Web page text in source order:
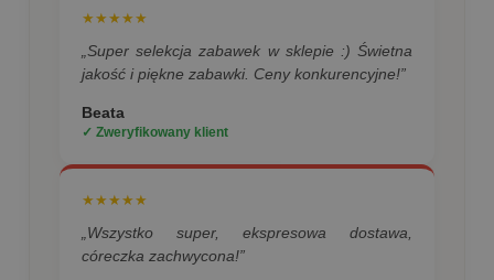
★★★★★
„Super selekcja zabawek w sklepie :) Świetna
jakość i piękne zabawki. Ceny konkurencyjne!”
Beata
✓ Zweryfikowany klient
★★★★★
„Wszystko super, ekspresowa dostawa,
córeczka zachwycona!”